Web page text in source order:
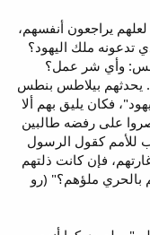
يراجعون أنفسهم،
تدعونه ملك اليهود؟
وأي شر عمل؟
جدًا صراخًا: أصلبه" [12-14]. يحدثهم بيلاطس بنطس
فكان يليق بهم ألا
على رفضه طالبين
للأمم كقول الرسول
فإن كانت ذلتهم
بالحري ملؤهم؟" (رو